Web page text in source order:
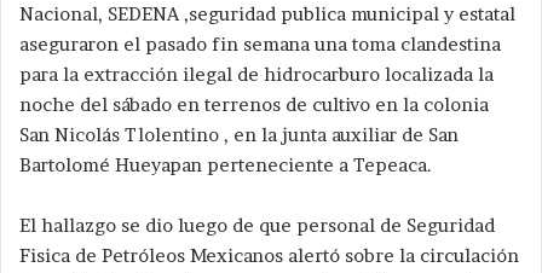
Nacional, SEDENA ,seguridad publica municipal y estatal
aseguraron el pasado fin semana una toma clandestina
para la extracción ilegal de hidrocarburo localizada la
noche del sábado en terrenos de cultivo en la colonia
San Nicolás Tlolentino , en la junta auxiliar de San
Bartolomé Hueyapan perteneciente a Tepeaca.
El hallazgo se dio luego de que personal de Seguridad
Fisica de Petróleos Mexicanos alertó sobre la circulación